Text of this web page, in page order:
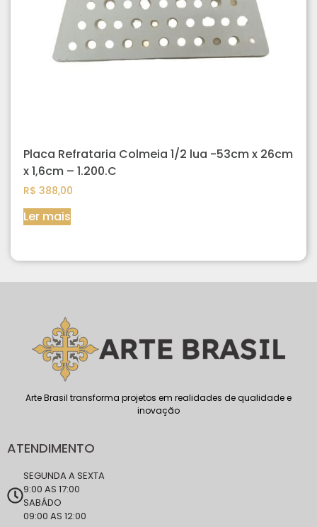
Placa Refrataria Colmeia 1/2 lua -53cm x 26cm
x 1,6cm – 1.200.C
R$ 388,00
Ler mais
Arte Brasil transforma projetos em realidades de qualidade e
inovação
ATENDIMENTO
SEGUNDA A SEXTA
9:00 AS 17:00
SABÁDO
09:00 AS 12:00